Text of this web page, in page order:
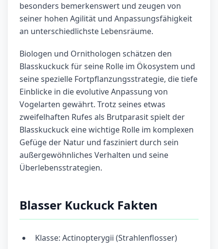
besonders bemerkenswert und zeugen von
seiner hohen Agilität und Anpassungsfähigkeit
an unterschiedlichste Lebensräume.
Biologen und Ornithologen schätzen den
Blasskuckuck für seine Rolle im Ökosystem und
seine spezielle Fortpflanzungsstrategie, die tiefe
Einblicke in die evolutive Anpassung von
Vogelarten gewährt. Trotz seines etwas
zweifelhaften Rufes als Brutparasit spielt der
Blasskuckuck eine wichtige Rolle im komplexen
Gefüge der Natur und fasziniert durch sein
außergewöhnliches Verhalten und seine
Überlebensstrategien.
Blasser Kuckuck Fakten
Klasse: Actinopterygii (Strahlenflosser)